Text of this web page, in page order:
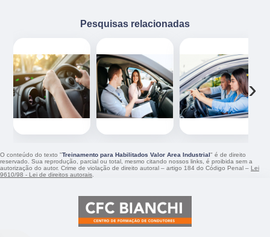
‹ ›
reservado. Sua reprodução, parcial ou total, mesmo citando nossos links, é proibida sem a
autorização do autor. Crime de violação de direito autoral – artigo 184 do Código Penal –
9610/98 - Lei de direitos autorais.